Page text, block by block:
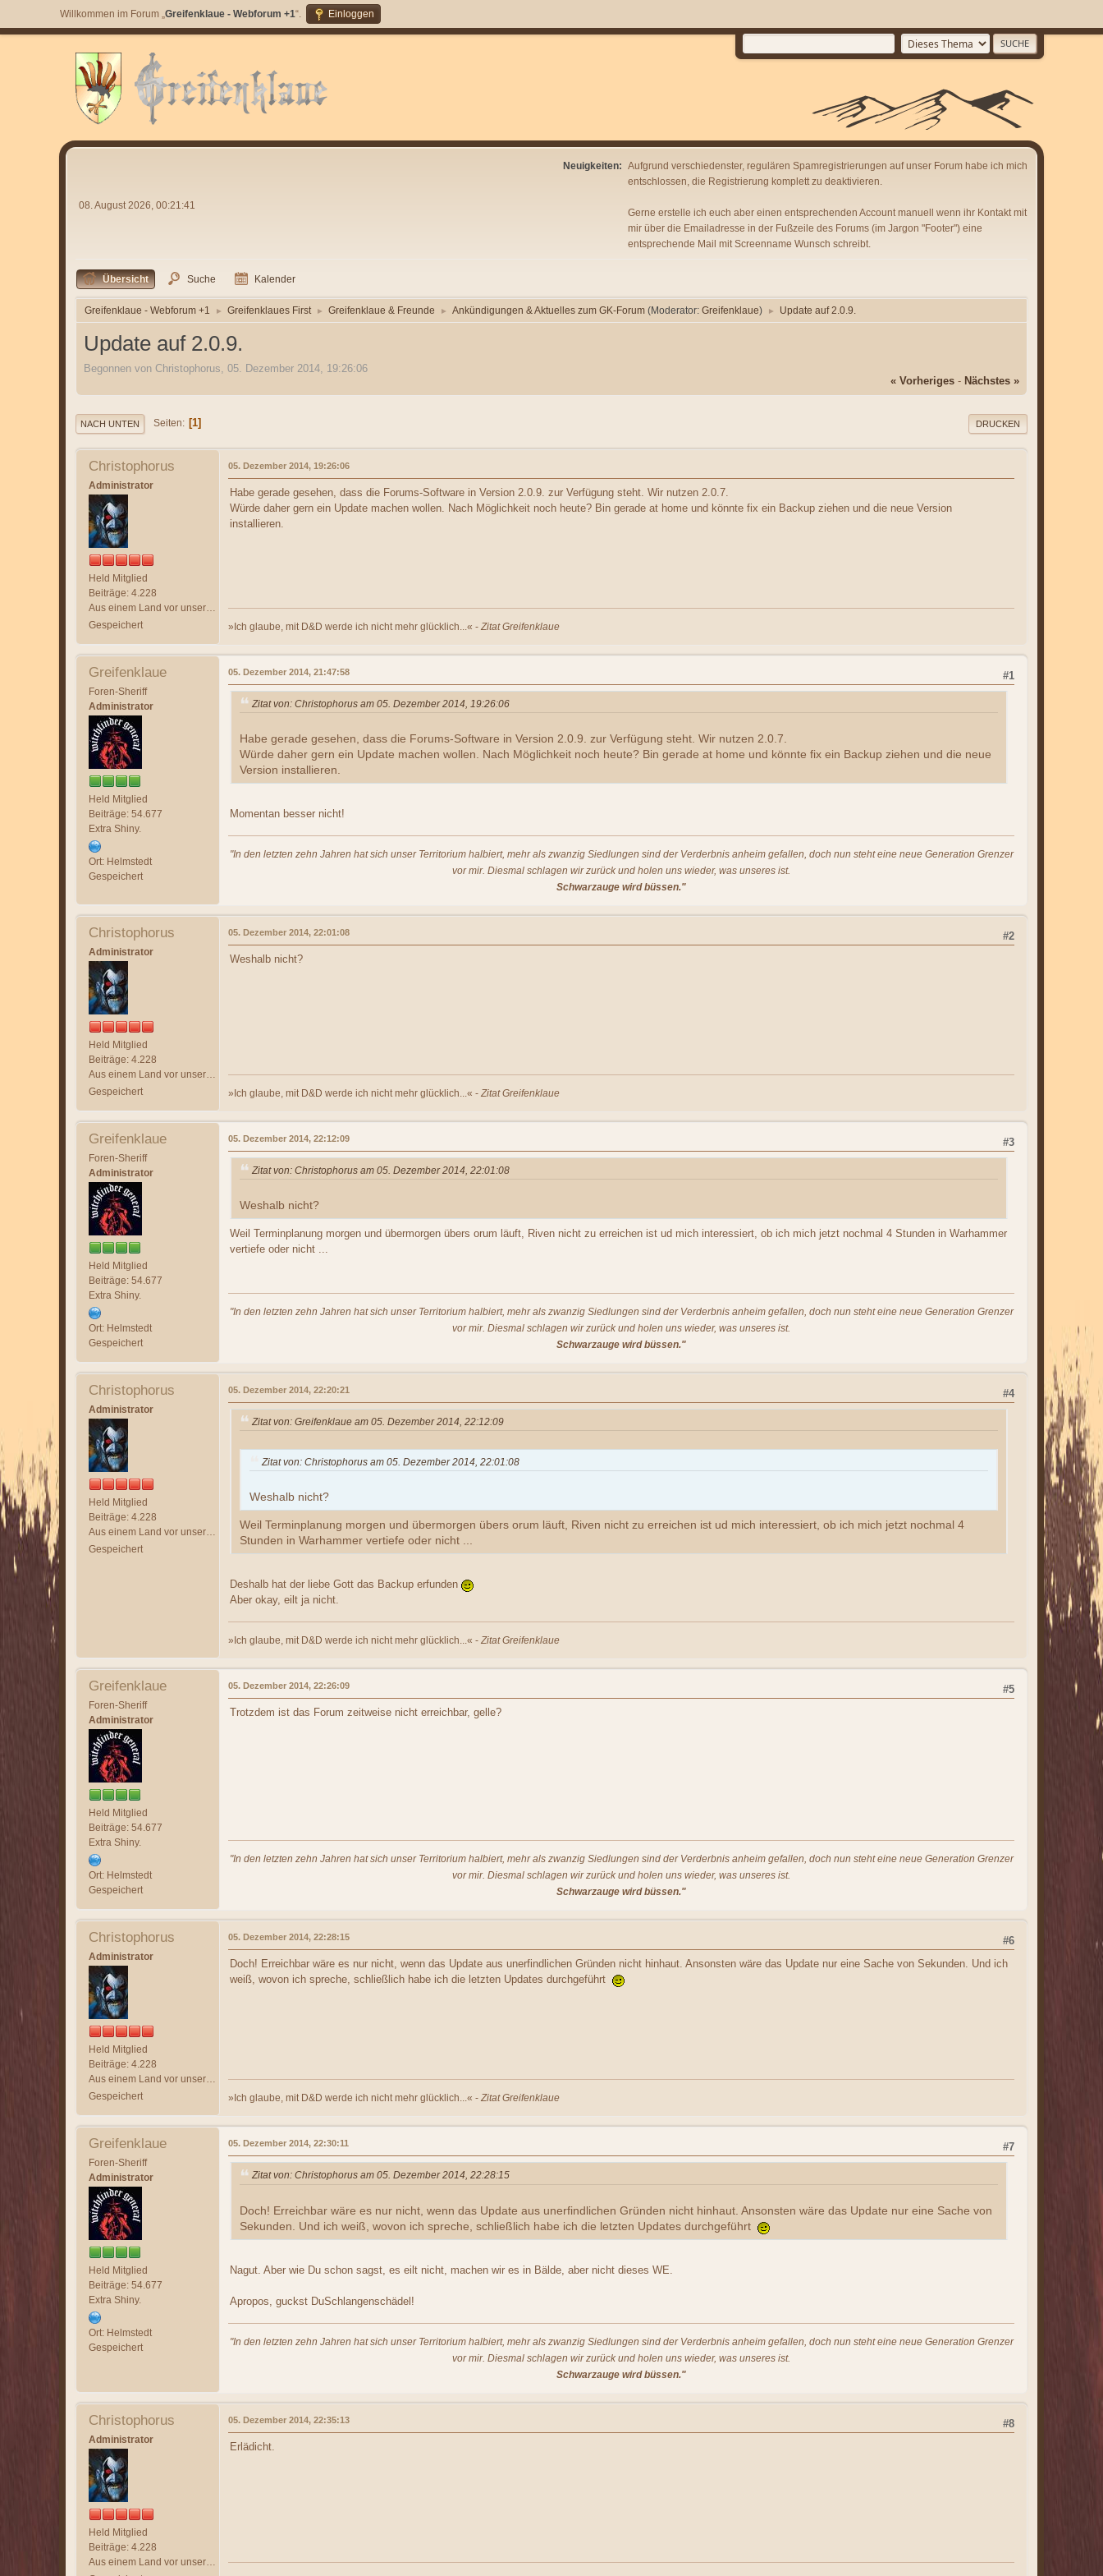
Willkommen im Forum „Greifenklaue - Webforum +1“. Einloggen
08. August 2026, 00:21:41
Neuigkeiten: Aufgrund verschiedenster, regulären Spamregistrierungen auf unser Forum habe ich mich
entschlossen, die Registrierung komplett zu deaktivieren.
Gerne erstelle ich euch aber einen entsprechenden Account manuell wenn ihr Kontakt mit
mir über die Emailadresse in der Fußzeile des Forums (im Jargon "Footer") eine
entsprechende Mail mit Screenname Wunsch schreibt.
Übersicht Suche Kalender
Greifenklaue - Webforum +1 ► Greifenklaues First ► Greifenklaue & Freunde ► Ankündigungen & Aktuelles zum GK-Forum (Moderator: Greifenklaue) ► Update auf 2.0.9.
Update auf 2.0.9.
Begonnen von Christophorus, 05. Dezember 2014, 19:26:06
« Vorheriges - Nächstes »
DRUCKEN
NACH UNTEN Seiten 1
Christophorus
Administrator
Held Mitglied
Beiträge: 4.228
Gespeichert
05. Dezember 2014, 19:26:06
Habe gerade gesehen, dass die Forums-Software in Version 2.0.9. zur Verfügung steht. Wir nutzen 2.0.7.
Würde daher gern ein Update machen wollen. Nach Möglichkeit noch heute? Bin gerade at home und könnte fix ein Backup ziehen und die neue Version
installieren.
»Ich glaube, mit D&D werde ich nicht mehr glücklich...« - Zitat Greifenklaue
Greifenklaue
Foren-Sheriff
Administrator
Held Mitglied
Beiträge: 54.677
Extra Shiny.
Ort: Helmstedt
Gespeichert
#1
05. Dezember 2014, 21:47:58
Zitat von: Christophorus am 05. Dezember 2014, 19:26:06
Habe gerade gesehen, dass die Forums-Software in Version 2.0.9. zur Verfügung steht. Wir nutzen 2.0.7.
Würde daher gern ein Update machen wollen. Nach Möglichkeit noch heute? Bin gerade at home und könnte fix ein Backup ziehen und die neue
Version installieren.
Momentan besser nicht!
"In den letzten zehn Jahren hat sich unser Territorium halbiert, mehr als zwanzig Siedlungen sind der Verderbnis anheim gefallen, doch nun steht eine neue Generation Grenzer
vor mir. Diesmal schlagen wir zurück und holen uns wieder, was unseres ist.
Schwarzauge wird büssen."
Christophorus
Administrator
Held Mitglied
Beiträge: 4.228
Gespeichert
#2
05. Dezember 2014, 22:01:08
Weshalb nicht?
»Ich glaube, mit D&D werde ich nicht mehr glücklich...« - Zitat Greifenklaue
Greifenklaue
Foren-Sheriff
Administrator
Held Mitglied
Beiträge: 54.677
Extra Shiny.
Ort: Helmstedt
Gespeichert
#3
05. Dezember 2014, 22:12:09
Zitat von: Christophorus am 05. Dezember 2014, 22:01:08
Weshalb nicht?
Weil Terminplanung morgen und übermorgen übers orum läuft, Riven nicht zu erreichen ist ud mich interessiert, ob ich mich jetzt nochmal 4 Stunden in Warhammer
vertiefe oder nicht ...
"In den letzten zehn Jahren hat sich unser Territorium halbiert, mehr als zwanzig Siedlungen sind der Verderbnis anheim gefallen, doch nun steht eine neue Generation Grenzer
vor mir. Diesmal schlagen wir zurück und holen uns wieder, was unseres ist.
Schwarzauge wird büssen."
Christophorus
Administrator
Held Mitglied
Beiträge: 4.228
Gespeichert
#4
05. Dezember 2014, 22:20:21
Zitat von: Greifenklaue am 05. Dezember 2014, 22:12:09
Zitat von: Christophorus am 05. Dezember 2014, 22:01:08
Weshalb nicht?
Weil Terminplanung morgen und übermorgen übers orum läuft, Riven nicht zu erreichen ist ud mich interessiert, ob ich mich jetzt nochmal 4
Stunden in Warhammer vertiefe oder nicht ...
Deshalb hat der liebe Gott das Backup erfunden
Aber okay, eilt ja nicht.
»Ich glaube, mit D&D werde ich nicht mehr glücklich...« - Zitat Greifenklaue
Greifenklaue
Foren-Sheriff
Administrator
Held Mitglied
Beiträge: 54.677
Extra Shiny.
Ort: Helmstedt
Gespeichert
#5
05. Dezember 2014, 22:26:09
Trotzdem ist das Forum zeitweise nicht erreichbar, gelle?
"In den letzten zehn Jahren hat sich unser Territorium halbiert, mehr als zwanzig Siedlungen sind der Verderbnis anheim gefallen, doch nun steht eine neue Generation Grenzer
vor mir. Diesmal schlagen wir zurück und holen uns wieder, was unseres ist.
Schwarzauge wird büssen."
Christophorus
Administrator
Held Mitglied
Beiträge: 4.228
Aus einem Land vor unserer Zeit
Gespeichert
#6
05. Dezember 2014, 22:28:15
Doch! Erreichbar wäre es nur nicht, wenn das Update aus unerfindlichen Gründen nicht hinhaut. Ansonsten wäre das Update nur eine Sache von Sekunden. Und ich
weiß, wovon ich spreche, schließlich habe ich die letzten Updates durchgeführt
»Ich glaube, mit D&D werde ich nicht mehr glücklich...« - Zitat Greifenklaue
Greifenklaue
Foren-Sheriff
Administrator
Held Mitglied
Beiträge: 54.677
Extra Shiny.
Ort: Helmstedt
Gespeichert
#7
05. Dezember 2014, 22:30:11
Zitat von: Christophorus am 05. Dezember 2014, 22:28:15
Doch! Erreichbar wäre es nur nicht, wenn das Update aus unerfindlichen Gründen nicht hinhaut. Ansonsten wäre das Update nur eine Sache von
Sekunden. Und ich weiß, wovon ich spreche, schließlich habe ich die letzten Updates durchgeführt
Nagut. Aber wie Du schon sagst, es eilt nicht, machen wir es in Bälde, aber nicht dieses WE.
Apropos, guckst DuSchlangenschädel!
"In den letzten zehn Jahren hat sich unser Territorium halbiert, mehr als zwanzig Siedlungen sind der Verderbnis anheim gefallen, doch nun steht eine neue Generation Grenzer
vor mir. Diesmal schlagen wir zurück und holen uns wieder, was unseres ist.
Schwarzauge wird büssen."
Christophorus
Administrator
Held Mitglied
Beiträge: 4.228
#8
05. Dezember 2014, 22:35:13
Erlädicht.